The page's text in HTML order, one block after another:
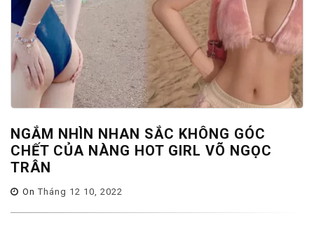
NGẮM NHÌN NHAN SẮC KHÔNG GÓC
CHẾT CỦA NÀNG HOT GIRL VÕ NGỌC
TRÂN
On Tháng 12 10, 2022